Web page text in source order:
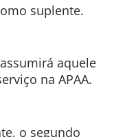
suplente.
aquele
na APAA.
o segundo